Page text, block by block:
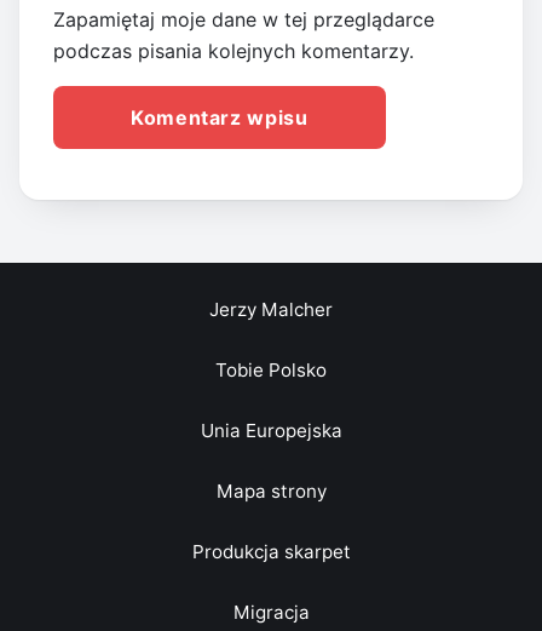
Zapamiętaj moje dane w tej przeglądarce
podczas pisania kolejnych komentarzy.
Jerzy Malcher
Tobie Polsko
Unia Europejska
Mapa strony
Produkcja skarpet
Migracja